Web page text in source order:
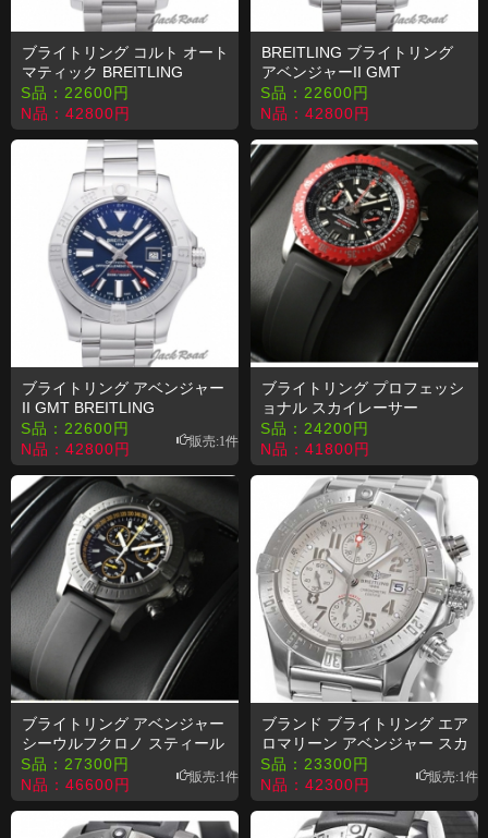
ブライトリング コルト オート
マティック BREITLING
A173B44PCS コピー 時計
S品： 22600円
N品： 42800円
BREITLING ブライトリング
アベンジャーII GMT
A329G78PSS コピー 時計
S品： 22600円
N品： 42800円
ブライトリング アベンジャー
II GMT BREITLING
A329C72PSS コピー 時計
S品： 22600円
N品： 42800円
販売:1件
ブライトリング プロフェッシ
ョナル スカイレーサー
A277B00RPR コピー 時計
S品： 24200円
N品： 41800円
ブライトリング アベンジャー
シーウルフクロノ スティール
M739B87RPB コピー 時計
S品： 27300円
N品： 46600円
販売:1件
ブランド ブライトリング エア
ロマリーン アベンジャー スカ
イランド A338G92PRS コピ
ー 時計
S品： 23300円
N品： 42300円
販売:1件